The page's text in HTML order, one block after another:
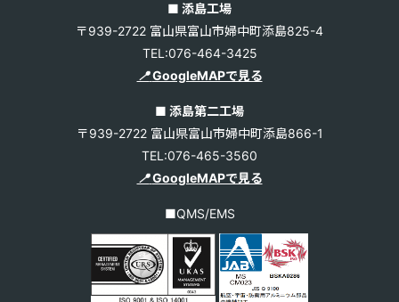
■ 添島工場
〒939-2722 富山県富山市婦中町添島825-4
TEL:076-464-3425
📍 GoogleMAPで見る
■ 添島第二工場
〒939-2722 富山県富山市婦中町添島866-1
TEL:076-465-3560
📍 GoogleMAPで見る
■QMS/EMS